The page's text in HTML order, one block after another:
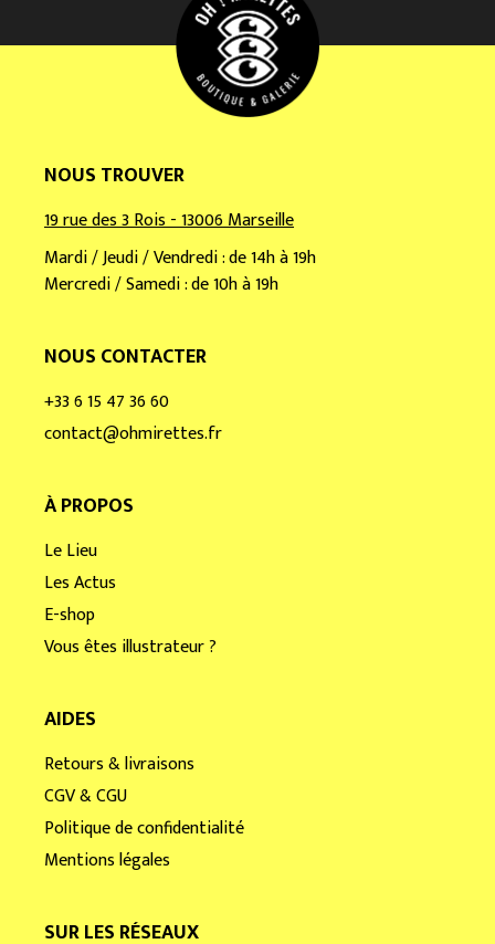
l
NOUS TROUVER
19 rue des 3 Rois - 13006 Marseille
Mardi / Jeudi / Vendredi : de 14h à 19h
Mercredi / Samedi : de 10h à 19h
NOUS CONTACTER
+33 6 15 47 36 60
contact@ohmirettes.fr
À PROPOS
Le Lieu
Les Actus
E-shop
Vous êtes illustrateur ?
AIDES
Retours & livraisons
CGV & CGU
Politique de confidentialité
Mentions légales
SUR LES RÉSEAUX